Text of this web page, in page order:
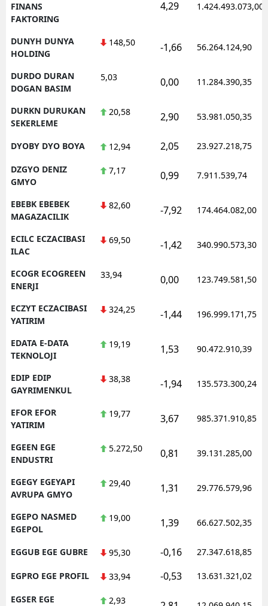
FINANS
FAKTORING
4,29 1.424.493.073,00
DUNYH DUNYA
HOLDING
148,50 -1,66 56.264.124,90
DURDO DURAN
DOGAN BASIM
5,03 0,00 11.284.390,35
DURKN DURUKAN
SEKERLEME
20,58 2,90 53.981.050,35
DYOBY DYO BOYA 12,94 2,05 23.927.218,75
DZGYO DENIZ
GMYO
7,17 0,99 7.911.539,74
EBEBK EBEBEK
MAGAZACILIK
82,60 -7,92 174.464.082,00
ECILC ECZACIBASI
ILAC
69,50 -1,42 340.990.573,30
ECOGR ECOGREEN
ENERJI
33,94 0,00 123.749.581,50
ECZYT ECZACIBASI
YATIRIM
324,25 -1,44 196.999.171,75
EDATA E-DATA
TEKNOLOJI
19,19 1,53 90.472.910,39
EDIP EDIP
GAYRIMENKUL
38,38 -1,94 135.573.300,24
EFOR EFOR
YATIRIM
19,77 3,67 985.371.910,85
EGEEN EGE
ENDUSTRI
5.272,50 0,81 39.131.285,00
EGEGY EGEYAPI
AVRUPA GMYO
29,40 1,31 29.776.579,96
EGEPO NASMED
EGEPOL
19,00 1,39 66.627.502,35
EGGUB EGE GUBRE 95,30 -0,16 27.347.618,85
EGPRO EGE PROFIL 33,94 -0,53 13.631.321,02
EGSER EGE
2,93